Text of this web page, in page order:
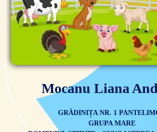
Mocanu Liana
GRĂDINIȚA NR. 1
GRUPA MARE